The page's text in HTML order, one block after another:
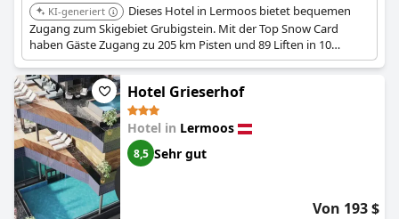
KI-generiert
Dieses Hotel in Lermoos bietet bequemen
Zugang zum Skigebiet Grubigstein. Mit der Top Snow Card
haben Gäste Zugang zu 205 km Pisten und 89 Liften in 10
Skigebieten, darunter Garmisch-Partenkirchen und Ehrwald.
Hotel Grieserhof
Hotel in Lermoos
8,5 Sehr gut
Von 193 $